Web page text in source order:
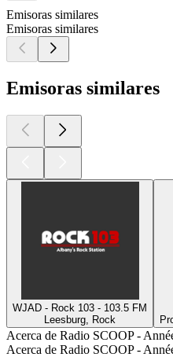
Emisoras similares
Emisoras similares
Emisoras similares
WJAD - Rock 103 - 103.5 FM
Leesburg, Rock
Acerca de Radio SCOOP -
Acerca de Radio SCOOP -